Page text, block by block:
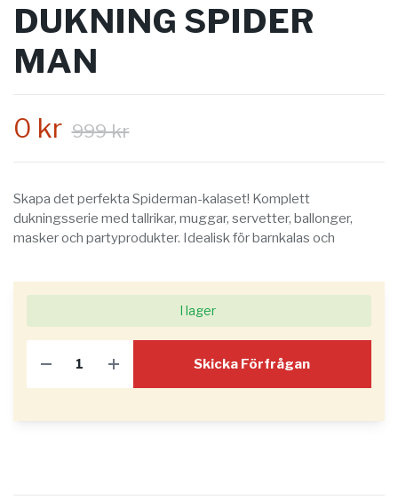
DUKNING SPIDER
MAN
0 kr 999 kr
Skapa det perfekta Spiderman-kalaset! Komplett
dukningsserie med tallrikar, muggar, servetter, ballonger,
masker och partyprodukter. Idealisk för barnkalas och
I lager
Skicka Förfrågan